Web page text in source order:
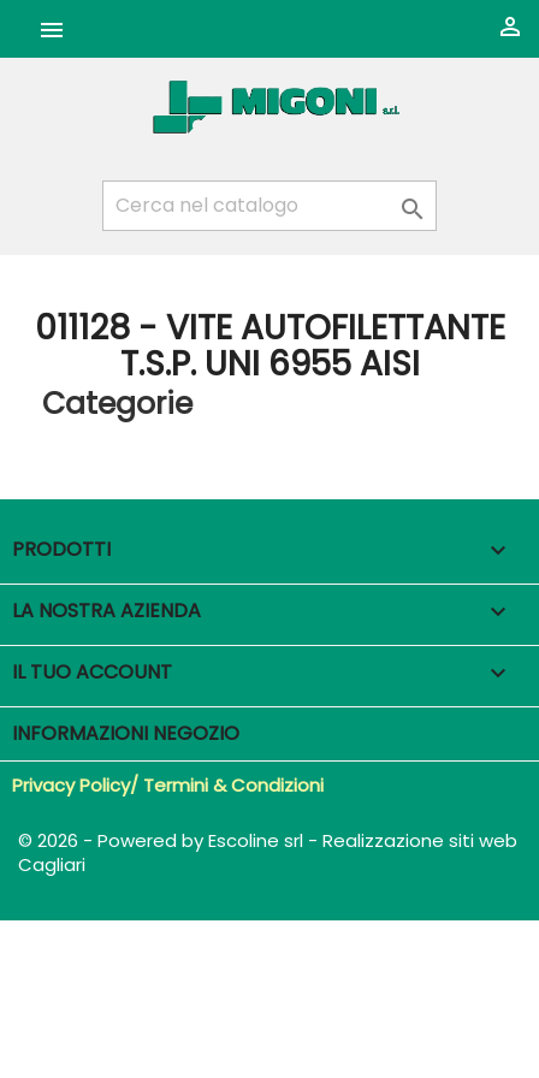
 

011128 - VITE AUTOFILETTANTE
T.S.P. UNI 6955 AISI
Categorie
PRODOTTI 
LA NOSTRA AZIENDA 
IL TUO ACCOUNT 
INFORMAZIONI NEGOZIO
Privacy Policy/ Termini & Condizioni
© 2026 - Powered by Escoline srl - Realizzazione siti web
Cagliari